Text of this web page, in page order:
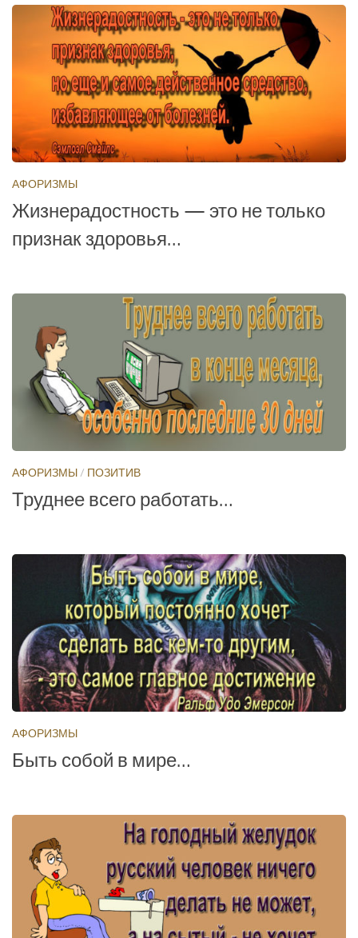
АФОРИЗМЫ
Жизнерадостность — это не только
признак здоровья…
АФОРИЗМЫ/ ПОЗИТИВ
Труднее всего работать…
АФОРИЗМЫ
Быть собой в мире…